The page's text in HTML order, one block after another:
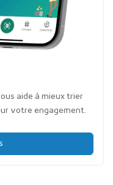
aide à mieux trier
votre engagement.